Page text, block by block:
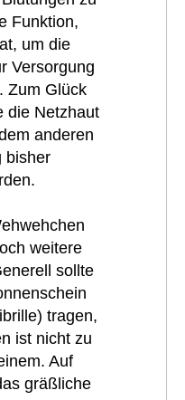
Funktion,
um die
Versorgung
Zum Glück
die Netzhaut
anderen
bisher
weitere
sollte
tragen,
ist nicht zu
Auf
gräßliche